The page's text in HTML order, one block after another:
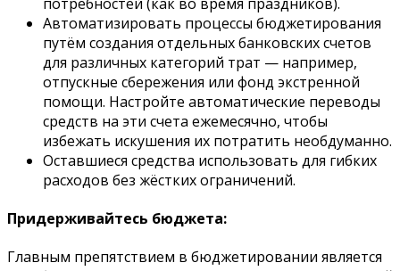
Автоматизировать процессы бюджетирования
путём создания отдельных банковских счетов
для различных категорий трат — например,
отпускные сбережения или фонд экстренной
помощи. Настройте автоматические переводы
средств на эти счета ежемесячно, чтобы
избежать искушения их потратить необдуманно.
Оставшиеся средства использовать для гибких
расходов без жёстких ограничений.
Придерживайтесь бюджета:
Главным препятствием в бюджетировании является